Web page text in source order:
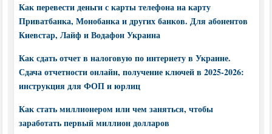
Как перевести деньги с карты телефона на карту
Приватбанка, Монобанка и других банков. Для абонентов
Киевстар, Лайф и Водафон Украина
Как сдать отчет в налоговую по интернету в Украине.
Сдача отчетности онлайн, получение ключей в 2025-2026:
инструкция для ФОП и юрлиц
Как стать миллионером или чем заняться, чтобы
заработать первый миллион долларов